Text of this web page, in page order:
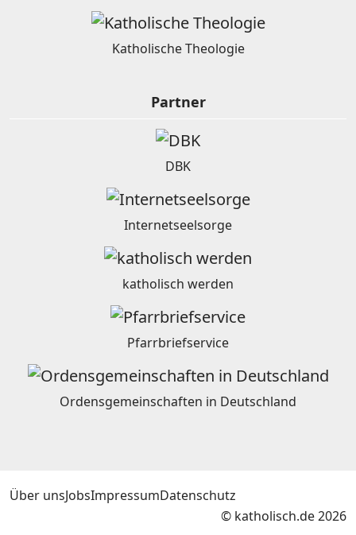
Katholische Theologie
Partner
DBK
Internetseelsorge
katholisch werden
Pfarrbriefservice
Ordensgemeinschaften in Deutschland
Über unsJobsImpressumDatenschutz
© katholisch.de 2026